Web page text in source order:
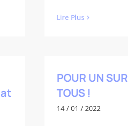
Lire Plus
POUR UN
TOUS !
14 / 01 / 2022